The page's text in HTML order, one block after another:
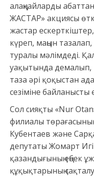
алаңқайларды
ЖАСТАР» акциясы
жастар
күреп, маңын
туралы мәлімдеді.
уақытында демалып,
таза әрі қоқыстан
сезіміне байланысты
Сол сияқты «Nur
филиалы
Кубентаев және
депутаты Жомарт
қазандығының еңбек
құқықтарының